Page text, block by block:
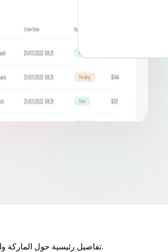
يوفر رقم تعريف السيارة (VIN) الخاص بسيارة Pontiac تفاصيل رئيسية حول الماركة والطراز ونوع المحرك وسنة الإنتاج.